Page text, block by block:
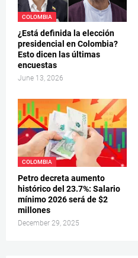
COLOMBIA
¿Está definida la elección
presidencial en Colombia?
Esto dicen las últimas
encuestas
June 13, 2026
COLOMBIA
Petro decreta aumento
histórico del 23.7%: Salario
mínimo 2026 será de $2
millones
December 29, 2025